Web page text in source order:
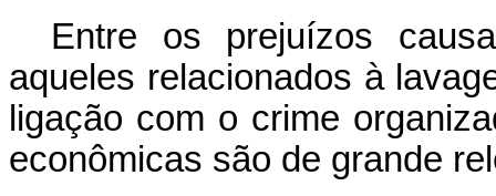
Entre os prejuízos
aqueles relacionados à
ligação com o crime
econômicas são de grande